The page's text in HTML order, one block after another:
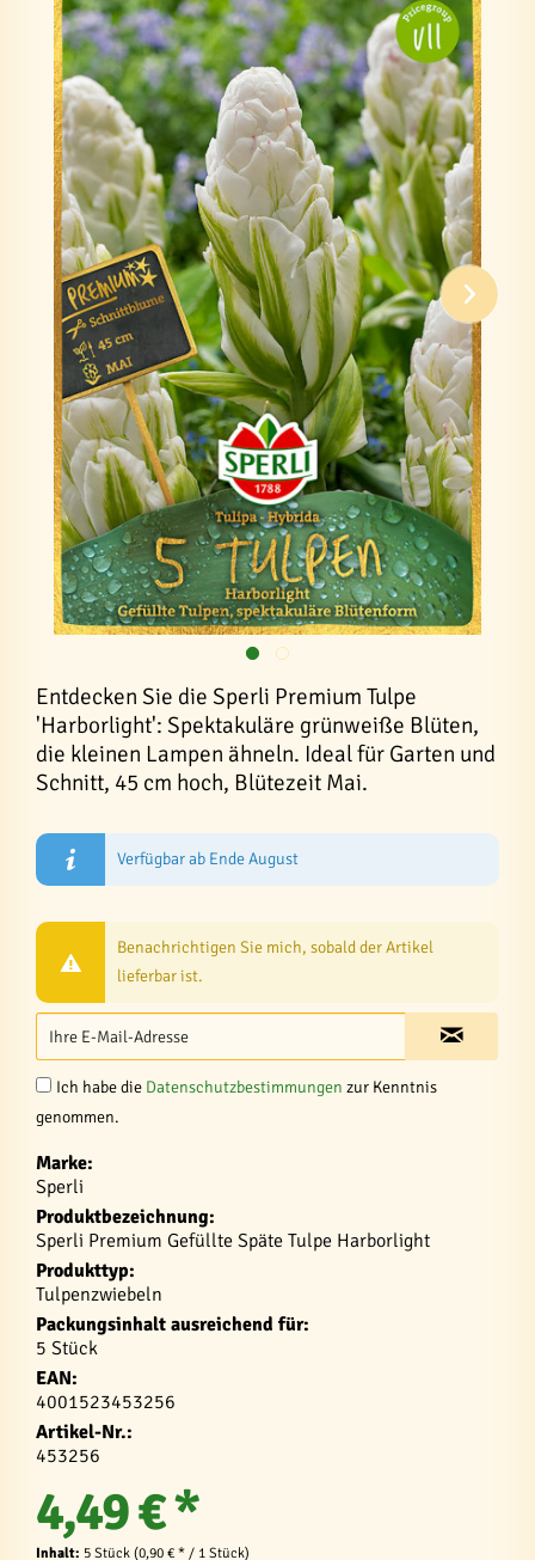
Entdecken Sie die Sperli Premium Tulpe
'Harborlight': Spektakuläre grünweiße Blüten,
die kleinen Lampen ähneln. Ideal für Garten und
Schnitt, 45 cm hoch, Blütezeit Mai.
Verfügbar ab Ende August
Benachrichtigen Sie mich, sobald der Artikel
lieferbar ist.
Ich habe die Datenschutzbestimmungen zur Kenntnis
genommen.
Marke:
Sperli
Produktbezeichnung:
Sperli Premium Gefüllte Späte Tulpe Harborlight
Produkttyp:
Tulpenzwiebeln
Packungsinhalt ausreichend für:
5 Stück
EAN:
4001523453256
Artikel-Nr.:
453256
4,49 € *
Inhalt: 5 Stück (0,90 € * / 1 Stück)